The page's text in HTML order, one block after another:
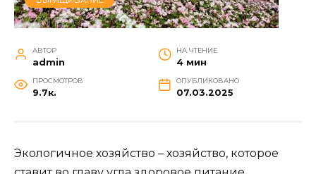
АВТОР
admin
НА ЧТЕНИЕ
4 мин
ПРОСМОТРОВ
9.7к.
ОПУБЛИКОВАНО
07.03.2025
Экологичное хозяйство – хозяйство, которое